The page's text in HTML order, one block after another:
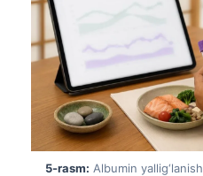
5-rasm: Albumin